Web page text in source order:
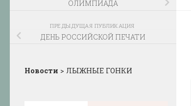
ОЛИМПИАДА
ПРЕДЫДУЩАЯ ПУБЛИКАЦИЯ
ДЕНЬ РОССИЙСКОЙ ПЕЧАТИ
Новости > ЛЫЖНЫЕ ГОНКИ